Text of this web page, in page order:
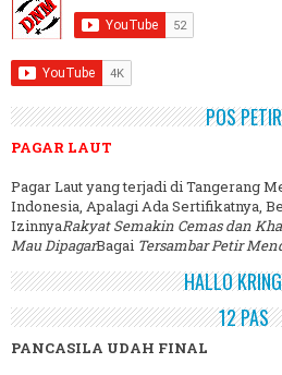
POS PETIR
PAGAR LAUT
Pagar Laut yang terjadi di Tangerang
Indonesia, Apalagi Ada Sertifikatnya,
IzinnyaRakyat Semakin Cemas dan
Mau DipagarBagai Tersambar Petir
HALLO
12 PAS
PANCASILA UDAH FINAL